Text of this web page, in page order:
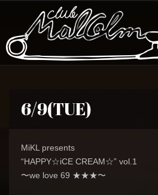
6/9(TUE)
MiKL presents
“HAPPY☆iCE CREAM☆” vol.1
〜we love 69 ★★★〜